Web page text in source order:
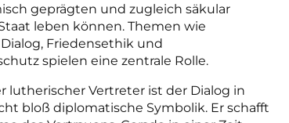
geprägten und zugleich säkular
leben können. Themen wie
Friedensethik und
spielen eine zentrale Rolle.
lutherischer Vertreter ist der Dialog in
bloß diplomatische Symbolik. Er schafft